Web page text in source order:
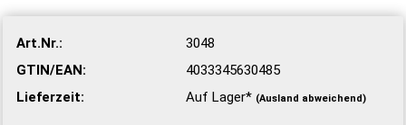
Art.Nr.:
3048
GTIN/EAN:
4033345630485
Lieferzeit:
Auf Lager* (Ausland abweichend)